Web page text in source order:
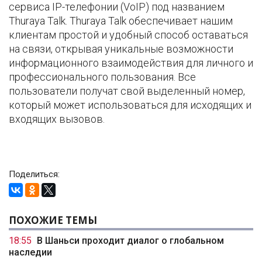
сервиса IP-телефонии (VoIP) под названием
Thuraya Talk. Thuraya Talk обеспечивает нашим
клиентам простой и удобный способ оставаться
на связи, открывая уникальные возможности
информационного взаимодействия для личного и
профессионального пользования. Все
пользователи получат свой выделенный номер,
который может использоваться для исходящих и
входящих вызовов.
Поделиться:
ПОХОЖИЕ ТЕМЫ
18:55
В Шаньси проходит диалог о глобальном
наследии